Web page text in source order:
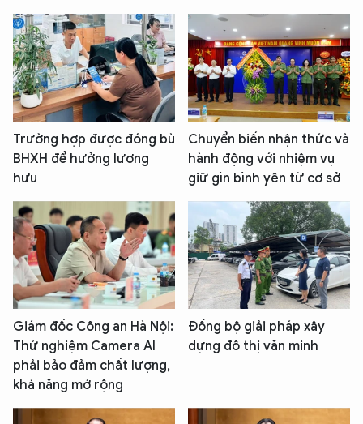
Trường hợp được đóng bù
BHXH để hưởng lương
hưu
Chuyển biến nhận thức và
hành động với nhiệm vụ
giữ gìn bình yên từ cơ sở
Giám đốc Công an Hà Nội:
Thử nghiệm Camera AI
phải bảo đảm chất lượng,
khả năng mở rộng
Đồng bộ giải pháp xây
dựng đô thị văn minh